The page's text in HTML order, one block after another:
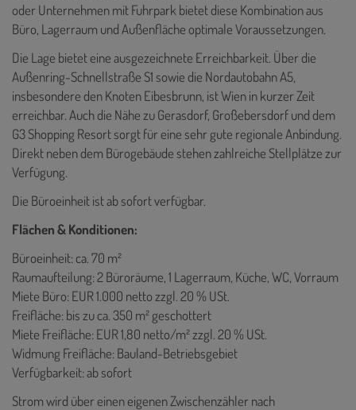
oder Unternehmen mit Fuhrpark bietet diese Kombination aus
Büro, Lagerraum und Außenfläche optimale Voraussetzungen.
Die Lage bietet eine ausgezeichnete Erreichbarkeit. Über die
Außenring-Schnellstraße S1 sowie die Nordautobahn A5,
insbesondere den Knoten Eibesbrunn, ist Wien in kurzer Zeit
erreichbar. Auch die Nähe zu Gerasdorf, Großebersdorf und dem
G3 Shopping Resort sorgt für eine sehr gute regionale Anbindung.
Direkt neben dem Bürogebäude stehen zahlreiche Stellplätze zur
Verfügung.
Die Büroeinheit ist ab sofort verfügbar.
Flächen & Konditionen:
Büroeinheit: ca. 70 m²
Raumaufteilung: 2 Büroräume, 1 Lagerraum, Küche, WC, Vorraum
Miete Büro: EUR 1.000 netto zzgl. 20 % USt.
Freifläche: bis zu ca. 350 m² geschottert
Miete Freifläche: EUR 1,80 netto/m² zzgl. 20 % USt.
Widmung Freifläche: Bauland-Betriebsgebiet
Verfügbarkeit: ab sofort
Strom wird über einen eigenen Zwischenzähler nach